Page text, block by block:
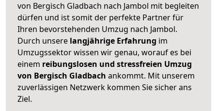
von Bergisch Gladbach nach Jambol mit begleiten
dürfen und ist somit der perfekte Partner für
Ihren bevorstehenden Umzug nach Jambol.
Durch unsere langjährige Erfahrung im
Umzugssektor wissen wir genau, worauf es bei
einem reibungslosen und stressfreien Umzug
von Bergisch Gladbach ankommt. Mit unserem
zuverlässigen Netzwerk kommen Sie sicher ans
Ziel.